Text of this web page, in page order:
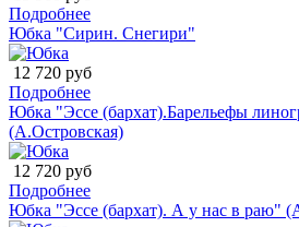
Подробнее
Юбка "Сирин. Снегири"
12 720 руб
Подробнее
Юбка "Эссе (бархат).Барельефы
(А.Островская)
12 720 руб
Подробнее
Юбка "Эссе (бархат). А у нас в раю"